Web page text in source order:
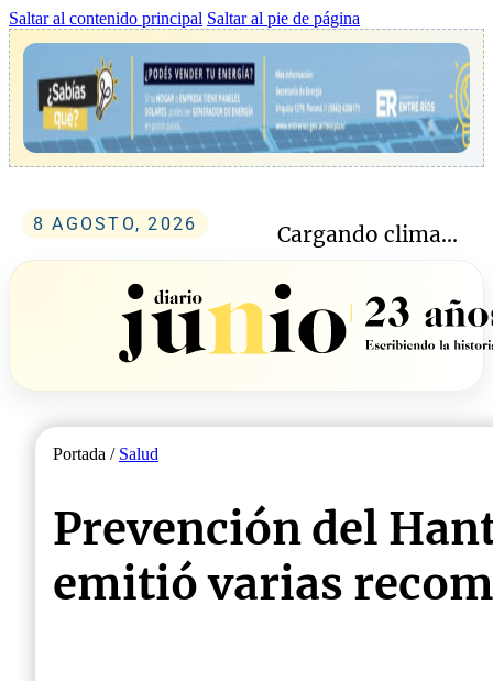
Saltar al contenido principal Saltar al pie de página
8 AGOSTO, 2026 Cargando clima...
Portada / Salud
Prevención del
emitió varias